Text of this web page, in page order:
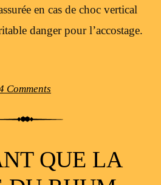
en cas de choc vertical
danger pour l’accostage.
Comments
QUE LA